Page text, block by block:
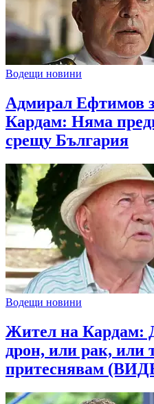
Водещи новини
Адмирал Ефтимов
Кардам: Няма
срещу България
Водещи новини
Жител на Кардам:
дрон, или рак, или
притеснявам